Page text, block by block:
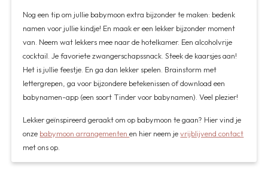
Nog een tip om jullie babymoon extra bijzonder te maken: bedenk
namen voor jullie kindje! En maak er een lekker bijzonder moment
van. Neem wat lekkers mee naar de hotelkamer. Een alcoholvrije
cocktail. Je favoriete zwangerschapssnack. Steek de kaarsjes aan!
Het is jullie feestje. En ga dan lekker spelen. Brainstorm met
lettergrepen, ga voor bijzondere betekenissen of download een
babynamen-app (een soort Tinder voor babynamen). Veel plezier!
Lekker geïnspireerd geraakt om op babymoon te gaan? Hier vind je
onze babymoon arrangementenen hier neem jevrijblijvend contact
met ons op.